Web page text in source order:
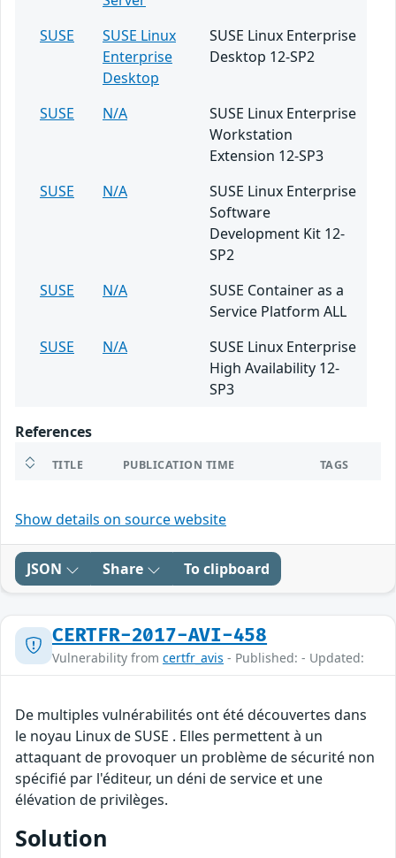
SUSE
SUSE Linux
Enterprise
Desktop
SUSE Linux Enterprise
Desktop 12-SP2
SUSE N/A
SUSE Linux Enterprise
Workstation
Extension 12-SP3
SUSE
N/A
SUSE Linux Enterprise
Software
Development Kit 12-
SP2
SUSE
N/A
SUSE Container as a
Service Platform ALL
SUSE
N/A
SUSE Linux Enterprise
High Availability 12-
SP3
References
TITLE PUBLICATION TIME TAGS
Show details on source website
JSON Share To clipboard
CERTFR-2017-AVI-458
Vulnerability from certfr_avis - Published: - Updated:
De multiples vulnérabilités ont été découvertes dans
le noyau Linux de SUSE . Elles permettent à un
attaquant de provoquer un problème de sécurité non
spécifié par l'éditeur, un déni de service et une
élévation de privilèges.
Solution